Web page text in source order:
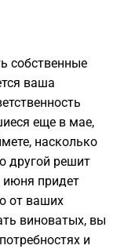
собственные
ваша
еще в мае,
насколько
другой решит
придет
от ваших
виноватых, вы
и